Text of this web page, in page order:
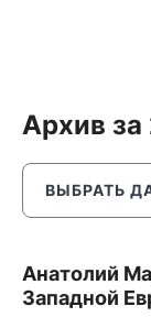
Архив
ВЫБРАТЬ
Анатолий
Западной